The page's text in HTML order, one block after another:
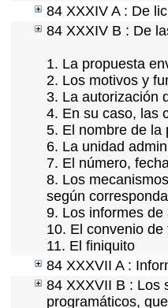
84 XXXIV A : De
84 XXXIV B : De
1. La propuesta
2. Los motivos y
3. La autorización
4. En su caso, las
5. El nombre de la
6. La unidad
7. El número,
8. Los
según
9. Los informes
10. El convenio de
11. El finiquito
84 XXXVII A :
84 XXXVII B : Los
programáticos,